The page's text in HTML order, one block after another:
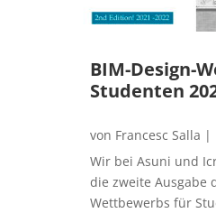
BIM-Design-
Studenten
von Francesc Salla |
Wir bei Asuni und
die zweite Ausgabe
Wettbewerbs für